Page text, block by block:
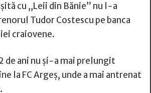
cu „Leii din Bănie” nu l-a
Tudor Costescu pe banca
craiovene.
de ani nu și-a mai prelungit
la FC Argeş, unde a mai antrenat